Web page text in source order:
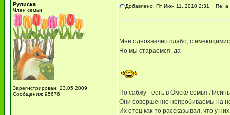
Рулиска
Член семьи
Зарегистрирован: 23.05.2009
Сообщения: 95676
Добавлено: Пт Июн 11, 2010 2:31 Re: а
Мне однозначно слабо, с
Но мы стараемся, да
По сабжу - есть в Омске семья
Они совершенно непробиваемы на
Их отец как-то рассказывал, что у